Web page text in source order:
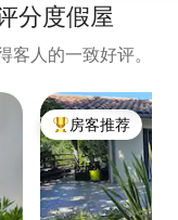
分度假屋
人的一致好评。
热门「房客推荐」
房客推荐